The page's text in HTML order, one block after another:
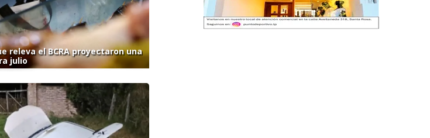
releva el BCRA proyectaron una
julio